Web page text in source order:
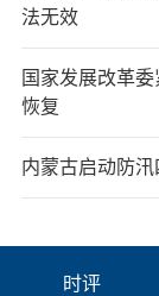
法无效
国家发展改革
恢复
内蒙古启动防
时评